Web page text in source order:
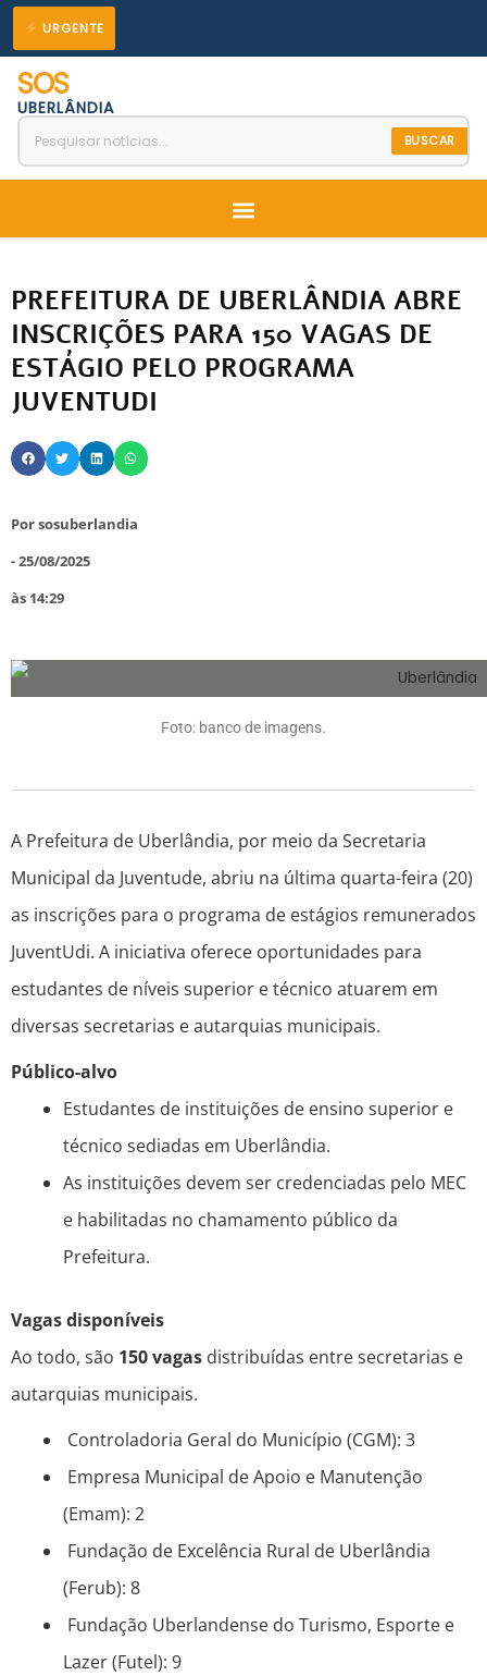
para
conteúdo
URGENTE
SOS
UBERLÂNDIA
BUSCAR
Menu
PREFEITURA DE UBERLÂNDIA ABRE
INSCRIÇÕES PARA 150 VAGAS DE
ESTÁGIO PELO PROGRAMA
JUVENTUDI
Porsosuberlandia
-25/08/2025
às 14:29
Foto: banco de imagens.
A Prefeitura de Uberlândia, por meio da Secretaria
Municipal da Juventude, abriu na última quarta-feira (20)
as inscrições para o programa de estágios remunerados
JuventUdi. A iniciativa oferece oportunidades para
estudantes de níveis superior e técnico atuarem em
diversas secretarias e autarquias municipais.
Público-alvo
Estudantes de instituições de ensino superior e
técnico sediadas em Uberlândia.
As instituições devem ser credenciadas pelo MEC
e habilitadas no chamamento público da
Prefeitura.
Vagas disponíveis
Ao todo, são 150 vagas distribuídas entre secretarias e
autarquias municipais.
Controladoria Geral do Município (CGM): 3
Empresa Municipal de Apoio e Manutenção
(Emam): 2
Fundação de Excelência Rural de Uberlândia
(Ferub): 8
Fundação Uberlandense do Turismo, Esporte e
Lazer (Futel): 9